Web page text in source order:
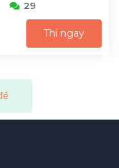
29
Thi ngay